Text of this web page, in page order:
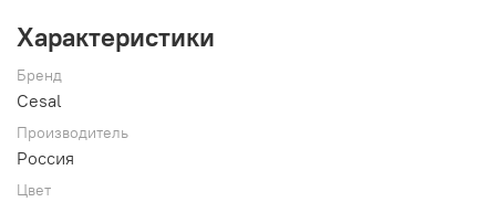
Характеристики
Бренд
Cesal
Производитель
Россия
Цвет